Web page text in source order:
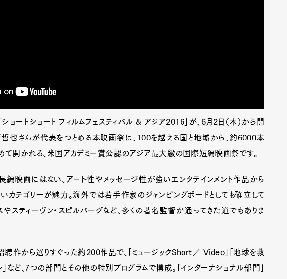
ョートショート フィルムフェスティバル & アジア2016」が、6月2日（木）から開
哲也さんが代表をつとめる本映画祭は、100を越える国と地域から、約6000本
て開かれる、米国アカデミー賞公認のアジア最大級の国際短編映画祭です。
編映画にはない、アート性やメッセージ性が強いエンタテインメント作品から
カテゴリーが魅力。海外では若手作家のジャンピングボードとしても確立して
やスティーヴン・スピルバーグなど、多くの著名監督が通ってきた道でもありま
作から選りすぐった約200作品で、「ミュージックShort／ Video」「地球を救
」など、7つの部門とその他の特別プログラムで構成。「インターナショナル部門」